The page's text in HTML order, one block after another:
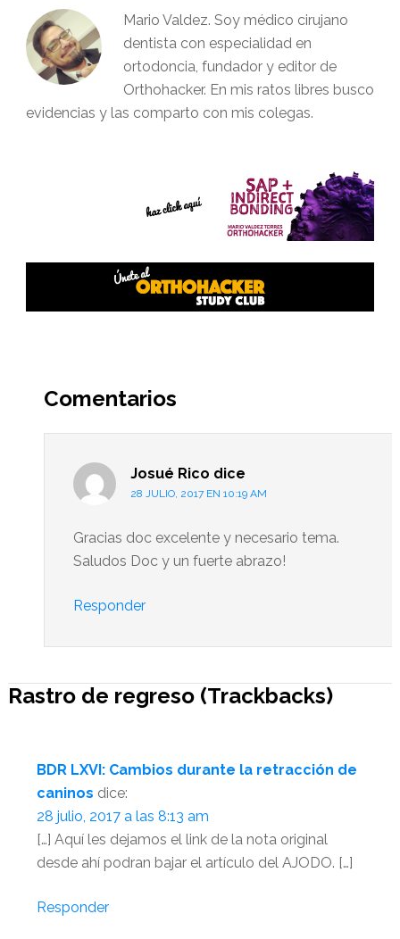
Mario Valdez. Soy médico cirujano
dentista con especialidad en
ortodoncia, fundador y editor de
Orthohacker. En mis ratos libres busco
evidencias y las comparto con mis colegas.
del
lector
Comentarios
Josué Rico dice
28 JULIO, 2017 EN 10:19 AM
Gracias doc excelente y necesario tema.
Saludos Doc y un fuerte abrazo!
Responder
Rastro de regreso (Trackbacks)
BDR LXVI: Cambios durante la retracción de
caninos dice:
28 julio, 2017 a las 8:13 am
[…] Aquí les dejamos el link de la nota original
desde ahí podran bajar el artículo del AJODO. […]
Responder